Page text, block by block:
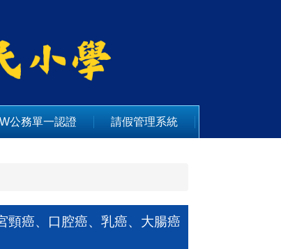
公務單一認證 請假管理系統
頸癌、口腔癌、乳癌、大腸癌